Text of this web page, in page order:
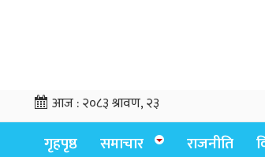
आज :२०८३ श्रावण, २३
गृहपृष्ठ समाचार राजनीति